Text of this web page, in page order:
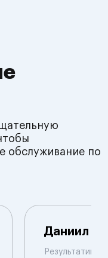
обслуживание по
Даниил